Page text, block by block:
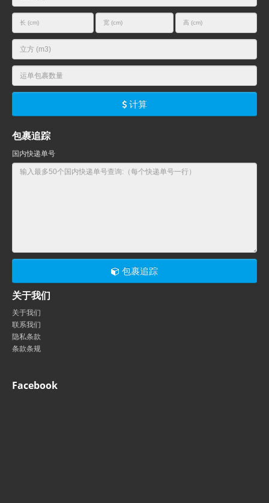
计算
包裹追踪
国内快递单号
包裹追踪
关于我们
关于我们
联系我们
隐私条款
条款条规
Facebook